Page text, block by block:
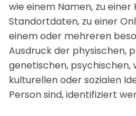
wie einem Namen, zu einer
Standortdaten, zu einer
einem oder mehreren
Ausdruck der physischen,
genetischen,
kulturellen oder sozialen
Person sind, identifiziert